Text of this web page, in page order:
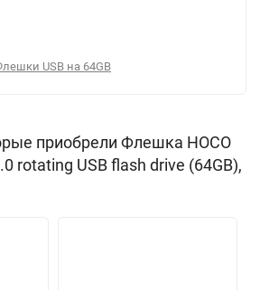
USB на 64GB
приобрели Флешка HOCO
rotating USB flash drive (64GB),